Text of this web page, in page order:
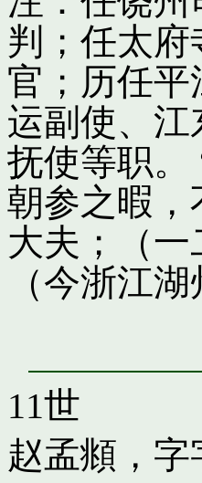
判；任太
官；历任
运副使、
抚使等职。
朝参之暇，
大夫；（
（今浙江湖
11世
赵孟頫，字